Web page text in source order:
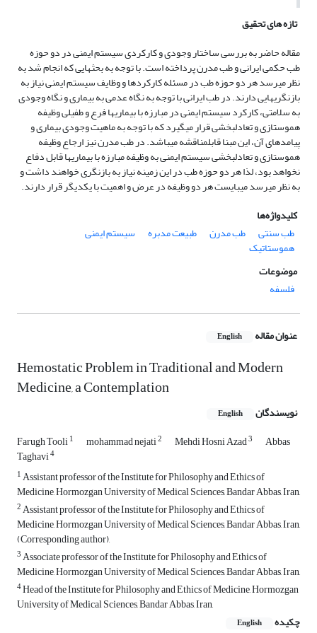
تازه های تحقیق
مقاله حاضر به بررسی ساختار وجودی و کارکردی سیستم ایمنی در دو حوزه
طب حکمی ایرانی و طب مدرن پرداخته است. با توجه به بحث­هایی که انجام شد به
نظر می­رسد هر دو حوزه طب در مسئله کارکردها و وظایف سیستم ایمنی نیاز به
بازنگری­هایی دارند. در طب ایرانی با توجه به نگاه عدمی به بیماری و نگاه وجودی
به سلامتی، کارکرد سیستم ایمنی در مبارزه با بیماری­ها فرع و طفیلی وظیفه
هموستازی و تعادل­بخشی قرار می­گیرد که با توجه به ماهیت وجودی بیماری و
پیامدهای آن، این مبنا قابل­مناقشه می­باشد. در طب مدرن نیز ارجاع وظیفه
هموستازی و تعادل­بخشی سیستم ایمنی به وظیفه مبارزه با بیماری­ها قابل دفاع
نخواهد بود، لذا هر دو حوزه طب در این زمینه نیاز به بازنگری خواهند داشت و
به نظر می­رسد می­بایست هر دو وظیفه در عرض و اهمیت با یکدیگر قرار دارند.
کلیدواژه‌ها
طب سنتی
طب مدرن طبیعت مدبره سیستم ایمنی
هموستاتیک
موضوعات
فلسفه
عنوان مقاله English
Hemostatic Problem in Traditional and Modern
Medicine, a Contemplation
نویسندگان English
Farugh Tooli1 mohammad nejati2 Mehdi Hosni Azad3 Abbas
Taghavi4
1Assistant professor of the Institute for Philosophy and Ethics of
Medicine, Hormozgan University of Medical Sciences, Bandar Abbas, Iran,
2Assistant professor of the Institute for Philosophy and Ethics of
Medicine, Hormozgan University of Medical Sciences, Bandar Abbas, Iran,
(Corresponding author),
3Associate professor of the Institute for Philosophy and Ethics of
Medicine, Hormozgan University of Medical Sciences, Bandar Abbas, Iran,
4Head of the Institute for Philosophy and Ethics of Medicine, Hormozgan
University of Medical Sciences, Bandar Abbas, Iran,
چکیده
English